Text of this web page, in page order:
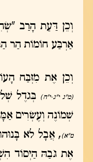
וְכֵן דַּעַת הָרַב
אַרְבַּע חוֹמוֹת הַר
וְכֵן אֶת מִזְבַּח
(מ"ג י"ג-י"ח) בְּגֹדֶל
שְׁמוֹנֶה וְעֶשְׂרִים
מ"א), אֲבָל לֹא
אֶת גֹּבַהּ הַיְּסוֹד